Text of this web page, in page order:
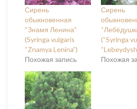
Сирень
обыкновенная
“Знамя Ленина”
(Syringa vulgaris
“Znamya Lenina”)
Похожая запись
Сирень
(“Syringa
Похожая